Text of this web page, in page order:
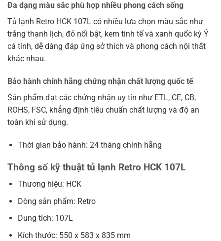
Đa dạng màu sắc phù hợp nhiều phong cách sống
Tủ lạnh Retro HCK 107L có nhiều lựa chọn màu sắc như
trắng thanh lịch, đỏ nổi bật, kem tinh tế và xanh quốc kỳ Ý
cá tính, dễ dàng đáp ứng sở thích và phong cách nội thất
khác nhau.
Bảo hành chính hãng chứng nhận chất lượng quốc tế
Sản phẩm đạt các chứng nhận uy tín như ETL, CE, CB,
ROHS, FSC, khẳng định tiêu chuẩn chất lượng và độ an
toàn khi sử dụng.
Thời gian bảo hành: 24 tháng chính hãng
Thông số kỹ thuật tủ lạnh Retro HCK 107L
Thương hiệu: HCK
Dòng sản phẩm: Retro
Dung tích: 107L
Kích thước: 550 x 583 x 835 mm